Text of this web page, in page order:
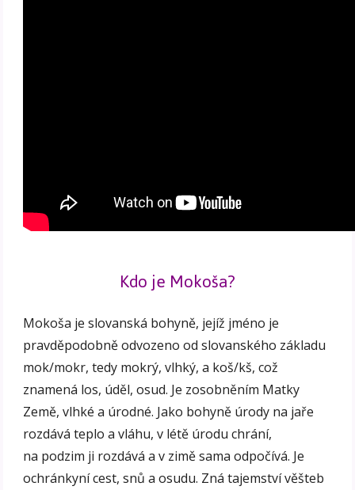
Kdo je Mokoša?
Mokoša je slovanská bohyně, jejíž jméno je
pravděpodobně odvozeno od slovanského základu
mok/mokr, tedy mokrý, vlhký, a koš/kš, což
znamená los, úděl, osud. Je zosobněním Matky
Země, vlhké a úrodné. Jako bohyně úrody na jaře
rozdává teplo a vláhu, v létě úrodu chrání,
na podzim ji rozdává a v zimě sama odpočívá. Je
ochránkyní cest, snů a osudu. Zná tajemství věšteb